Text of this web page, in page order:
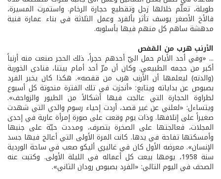
طويلة، تعلّم خلالها زحل وتقطيع حجارة الرخام. واستمرت المسيرة،
فالأخ الأصغر يوسف تأثر بألفرد وعمل الثلاثة في بناء عمارة فنية
مدهشة ساهم كل منهم فيها بأسلوبه.
الأرنب هرب من القفص
... «وفي أحد الأيام حمل اليّ أحدهم حجراً، ذلك الحجر صنعت منه أرنباً
أكبر من حجمه الطبيعي. وكان أن مرّ أحد أمام بيتنا، فنادى الخورية
(والدته) ليعلمها أن الأرنب هرب من قفصه». هكذا كان يخبر الفرد
بصبوص عن بداياته ويتابع: «أنجزت في تلك الفترة منحوتة كل أسبوع
لطراوة الحجارة التي عالجت فيها أشكالاً من الطيور والزواحف».
ويتساءل: «لعلني عن غير قصد، أردت إحياء رسوم والدي التي شهدت
صغيراً على إتلافها. وذات يوم وقعت على صورة إمرأة عارية في إحدى
المجلات، فعالجتها على الصخرة بتصرف، ومددت حيّة على جنبها
وأمسكتها تفاحة في يدها. كانت المرة الأولى التي أعالج فيها جسد
الإنسان». معرضه الأول كان في غاليري أليكو صعب في ساحة الوردية
سنة 1958، يومها بيعت كل أعماله في الليلة الأولى. وكتبت عنه
الصحف في اليوم التالي: «الفرد بصبوص رودان الثاني».